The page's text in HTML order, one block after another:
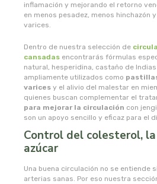
inflamación y mejorando el retorno
en menos pesadez, menos hinchazón
varices.
Dentro de nuestra selección de
cansadas encontrarás fórmulas
natural, hesperidina, castaño de
ampliamente utilizados como
varices y el alivio del malestar en
quienes buscan complementar el
para mejorar la circulación con
son un apoyo sencillo y eficaz para el
Control del colesterol,
azúcar
Una buena circulación no se entiende
arterias sanas. Por eso nuestra
natursoy
natysal
nebula
nordics
novadiet